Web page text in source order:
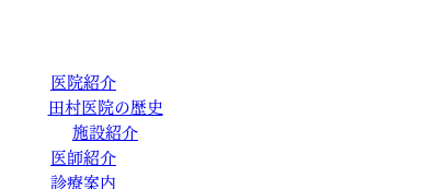
医院紹介
田村医院の歴史
施設紹介
医師紹介
診療案内